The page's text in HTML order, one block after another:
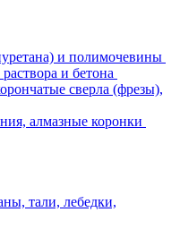
и полимочевины
и бетона
сверла (фрезы),
алмазные коронки
тали, лебедки,